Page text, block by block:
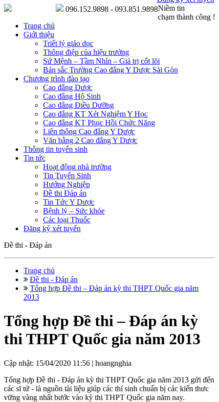
Niềm tin
chạm thành công !
096.152.9898 - 093.851.9898
Trang chủ
Giới thiệu
Triết lý giáo dục
Thông điệp của hiệu trưởng
Sứ Mệnh – Tầm Nhìn – Giá trị cốt lõi
Bản sắc Trường Cao đẳng Y Dược Sài Gòn
Chương trình đào tạo
Cao đẳng Dược
Cao đẳng Hộ Sinh
Cao đẳng Điều Dưỡng
Cao đẳng KT Xét Nghiệm Y Học
Cao đẳng KT Phục Hồi Chức Năng
Liên thông Cao đẳng Y Dược
Văn bằng 2 Cao đẳng Y Dược
Thông tin tuyển sinh
Tin tức
Hoạt động nhà trường
Tin Tuyển Sinh
Hướng Nghiệp
Đề thi Đáp án
Tin Tức Y Dược
Bệnh lý – Sức khỏe
Các loại Thuốc
Đăng ký xét tuyển
Đề thi - Đáp án
Trang chủ
Đề thi - Đáp án
Tổng hợp Đề thi – Đáp án kỳ thi THPT Quốc gia năm
2013
Tổng hợp Đề thi – Đáp án kỳ
thi THPT Quốc gia năm 2013
Cập nhật: 15/04/2020 11:56 | hoangnghia
Tổng hợp Đề thi - Đáp án kỳ thi THPT Quốc gia năm 2013 gửi đến
các sĩ tử - là nguồn tài liệu giúp các thí sinh chuẩn bị các kiến thưc
vững vàng nhất bước vào kỳ thi THPT Quốc gia năm nay.